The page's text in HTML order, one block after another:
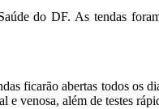
do DF. As tendas
ficarão abertas todos os
venosa, além de testes